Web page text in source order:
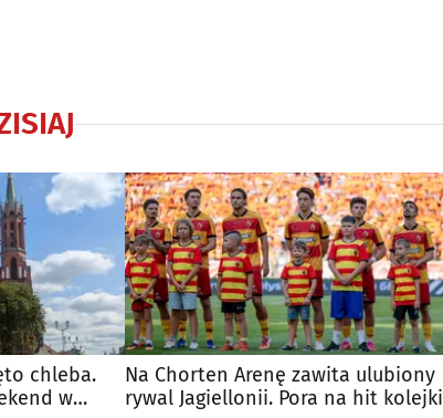
chleba.
w
Na Chorten Arenę zawita ulubiony
rywal Jagiellonii. Pora na hit kolejki